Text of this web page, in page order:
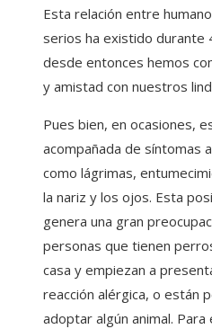
Esta relación entre
serios ha existido durante
desde entonces hemos
y amistad con nuestros
Pues bien, en ocasiones,
acompañada de síntomas
como lágrimas,
la nariz y los ojos. Esta
genera una gran
personas que tienen
casa y empiezan a
reacción alérgica, o están
adoptar algún animal.